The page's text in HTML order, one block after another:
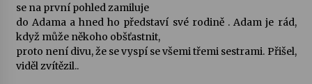
se na první pohled zamiluje
do Adama a hned ho představí své rodině . Adam je rád,
když může někoho obšťastnit,
proto není divu, že se vyspí se všemi třemi sestrami. Přišel,
viděl zvítězil..